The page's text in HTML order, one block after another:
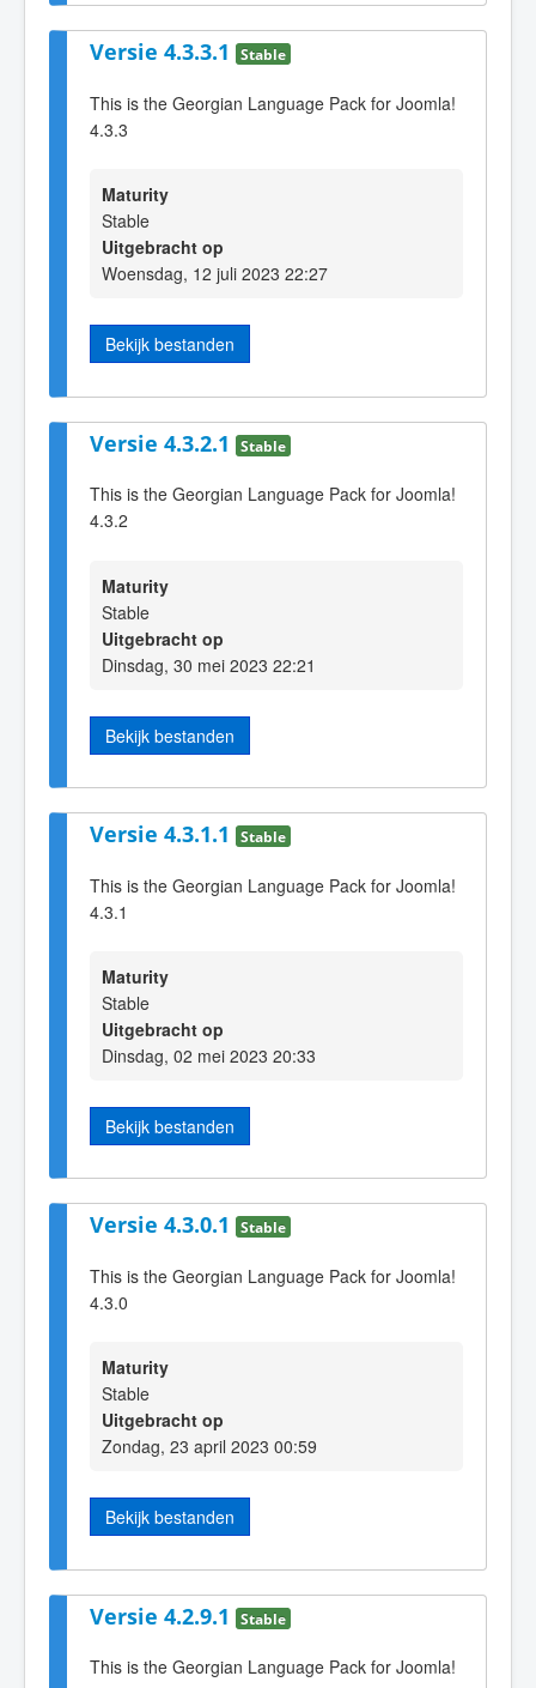
Versie 4.3.3.1 Stable
This is the Georgian Language Pack for Joomla!
4.3.3
Maturity
Stable
Uitgebracht op
Woensdag, 12 juli 2023 22:27
Bekijk bestanden
Versie 4.3.2.1 Stable
This is the Georgian Language Pack for Joomla!
4.3.2
Maturity
Stable
Uitgebracht op
Dinsdag, 30 mei 2023 22:21
Bekijk bestanden
Versie 4.3.1.1 Stable
This is the Georgian Language Pack for Joomla!
4.3.1
Maturity
Stable
Uitgebracht op
Dinsdag, 02 mei 2023 20:33
Bekijk bestanden
Versie 4.3.0.1 Stable
This is the Georgian Language Pack for Joomla!
4.3.0
Maturity
Stable
Uitgebracht op
Zondag, 23 april 2023 00:59
Bekijk bestanden
Versie 4.2.9.1 Stable
This is the Georgian Language Pack for Joomla!